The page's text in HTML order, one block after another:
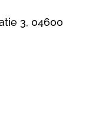
3, 04600